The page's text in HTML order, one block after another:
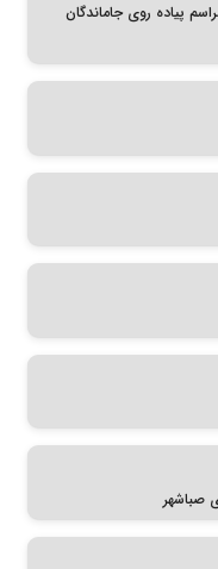
پیاده روی جاماندگان
صباشهر